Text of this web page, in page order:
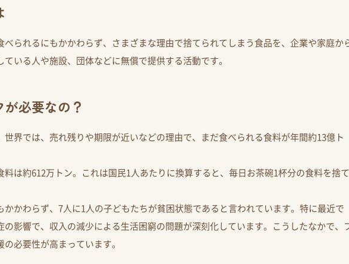
べられるにもかかわらず、さまざまな理由で捨てられてしまう食品を、企業や家庭か
いる人や施設、団体などに無償で提供する活動です。
必要なの？
界では、売れ残りや期限が近いなどの理由で、まだ食べられる食料が年間約13億ト
料は約612万トン。これは国民1人あたりに換算すると、毎日お茶碗1杯分の食料を捨て
かかわらず、7人に1人の子どもたちが貧困状態であると言われています。特に最近で
の影響で、収入の減少による生活困窮の問題が深刻化しています。こうしたなかで、
必要性が高まっています。